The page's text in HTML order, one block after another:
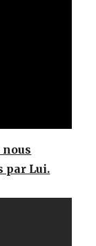
par Lui.